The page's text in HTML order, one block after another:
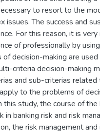
to resort to the
issues. The success and
For this reason, it is
of professionally by
decision-making are
criteria decision-making
and sub-criterias
to the problems of
study, the course of the
in banking risk and risk
the risk management